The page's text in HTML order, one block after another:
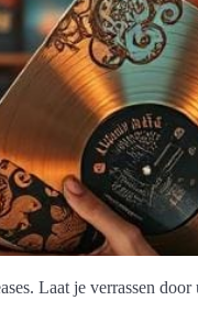
Laat je verrassen